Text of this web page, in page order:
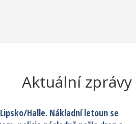
Aktuální
Halle. Nákladní letoun se